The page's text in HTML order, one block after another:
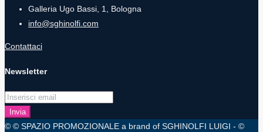
Galleria Ugo Bassi, 1, Bologna
info@sghinolfi.com
Contattaci
Newsletter
Invia
© © SPAZIO PROMOZIONALE a brand of SGHINOLFI LUIGI - ©